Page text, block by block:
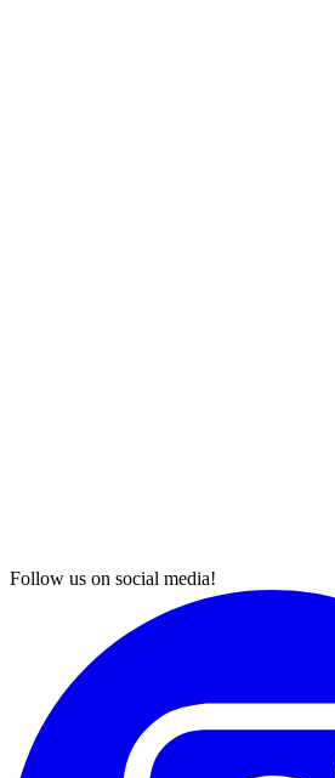
Follow us on social media!